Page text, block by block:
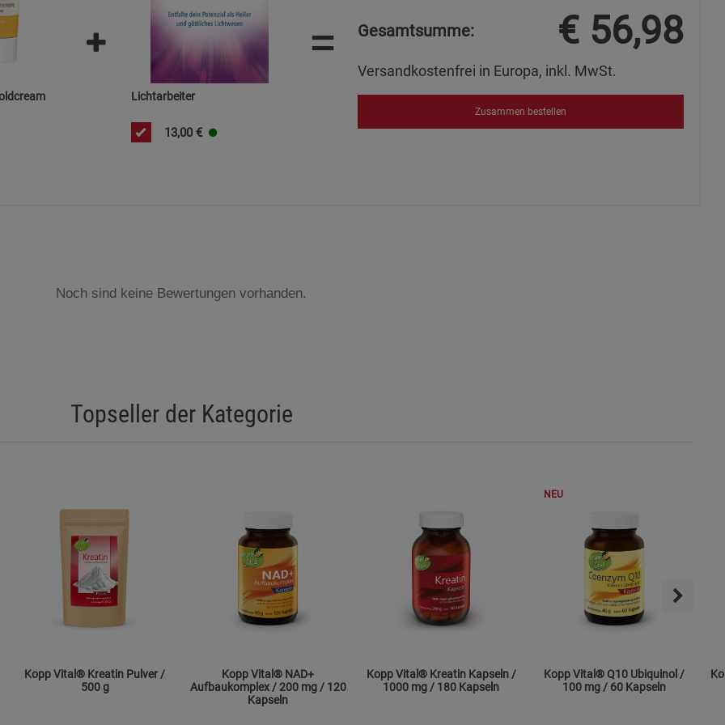
Lichtarbeiter
13,00 €
= Gesamtsumme: € 56,98
Versandkostenfrei in Europa, inkl. MwSt.
Zusammen bestellen
Noch sind keine Bewertungen vorhanden.
Topseller der Kategorie
Kopp Vital® Kreatin Pulver /
500 g
Kopp Vital® NAD+
Aufbaukomplex / 200 mg / 120
Kapseln
Kopp Vital® Kreatin Kapseln /
1000 mg / 180 Kapseln
NEU
Kopp Vital® Q10 Ubiquinol /
100 mg / 60 Kapseln